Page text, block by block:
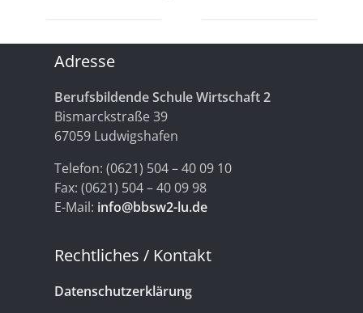
Adresse
Berufsbildende Schule Wirtschaft 2
Bismarckstraße 39
67059 Ludwigshafen
Telefon: (0621) 504 – 40 09 10
Fax: (0621) 504 – 40 09 98
E-Mail: info@bbsw2-lu.de
Rechtliches / Kontakt
Datenschutzerklärung